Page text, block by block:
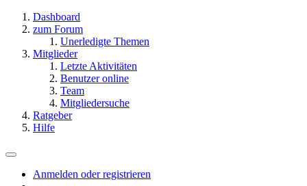
Dashboard
zum Forum
Unerledigte Themen
Mitglieder
Letzte Aktivitäten
Benutzer online
Team
Mitgliedersuche
Ratgeber
Hilfe
Anmelden oder registrieren